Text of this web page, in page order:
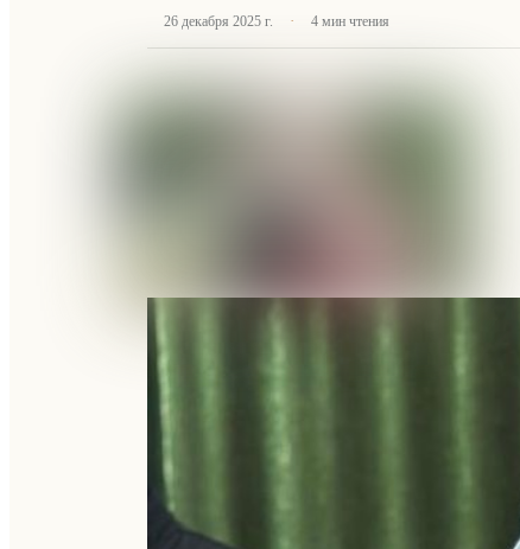
26 декабря 2025 г. · 4 мин чтения